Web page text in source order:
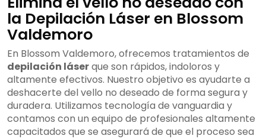
la Depilación Láser en Blossom
Valdemoro
En Blossom Valdemoro, ofrecemos tratamientos de
depilación láserque son rápidos, indoloros y
altamente efectivos. Nuestro objetivo es ayudarte a
deshacerte del vello no deseado de forma segura y
duradera. Utilizamos tecnología de vanguardia y
contamos con un equipo de profesionales altamente
capacitados que se asegurará de que el proceso sea